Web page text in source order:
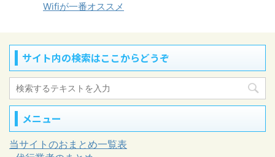
Wifiが一番オススメ
サイト内の検索はここからどうぞ
メニュー
当サイトのおまとめ一覧表